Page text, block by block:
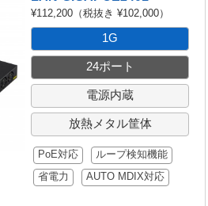
¥112,200（税抜き ¥102,000）
1G
24ポート
電源内蔵
放熱メタル筐体
PoE対応
ループ検知機能
省電力
AUTO MDIX対応